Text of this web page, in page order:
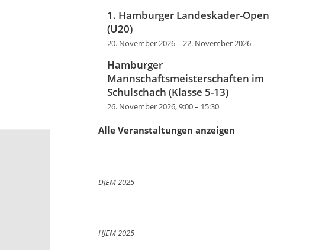
1. Hamburger Landeskader-Open
(U20)
20. November 2026– 22. November 2026
Hamburger
Mannschaftsmeisterschaften im
Schulschach (Klasse 5-13)
26. November 2026, 9:00– 15:30
Alle Veranstaltungen anzeigen
DJEM 2025
HJEM 2025